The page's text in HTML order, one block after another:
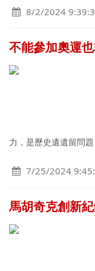
8/2/2024
不能參加奧運
力，是歷史遺遺留問
7/25/2024
馬胡奇克創新